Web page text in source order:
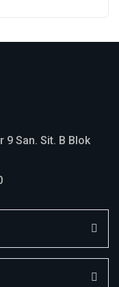
9 San. Sit. B Blok